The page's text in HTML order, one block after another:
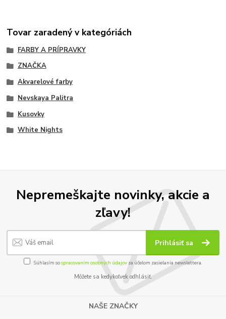
Tovar zaradený v kategóriách
FARBY A PRÍPRAVKY
ZNAČKA
Akvarelové farby
Nevskaya Palitra
Kusovky
White Nights
Nepremeškajte novinky, akcie a
zľavy!
Prihlásiť sa
Súhlasím sospracovaním osobných údajov za účelom zasielania newslettera.
Môžete sa kedykoľvek odhlásiť.
NAŠE ZNAČKY